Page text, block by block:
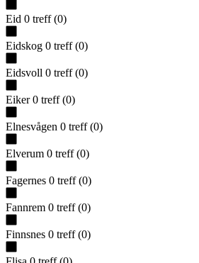
Eid 0 treff (0)
Eidskog 0 treff (0)
Eidsvoll 0 treff (0)
Eiker 0 treff (0)
Elnesvågen 0 treff (0)
Elverum 0 treff (0)
Fagernes 0 treff (0)
Fannrem 0 treff (0)
Finnsnes 0 treff (0)